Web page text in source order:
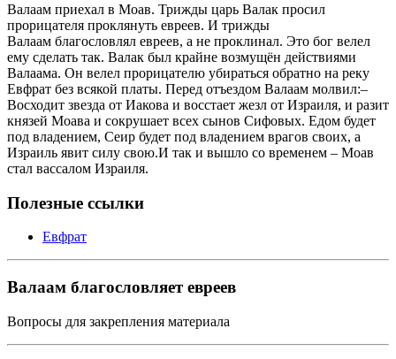
Валаам приехал в Моав. Трижды царь Валак просил
прорицателя проклянуть евреев. И трижды
Валаам благословлял евреев, а не проклинал. Это бог велел
ему сделать так. Валак был крайне возмущён действиями
Валаама. Он велел прорицателю убираться обратно на реку
Евфрат без всякой платы. Перед отъездом Валаам молвил:–
Восходит звезда от Иакова и восстает жезл от Израиля, и разит
князей Моава и сокрушает всех сынов Сифовых. Едом будет
под владением, Сеир будет под владением врагов своих, а
Израиль явит силу свою.И так и вышло со временем – Моав
стал вассалом Израиля.
Полезные ссылки
Евфрат
Валаам благословляет евреев
Вопросы для закрепления материала